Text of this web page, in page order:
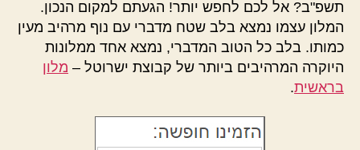
תשפ"ב? אל לכם לחפש יותר! הגעתם למקום הנכון.
המלון עצמו נמצא בלב שטח מדברי עם נוף מרהיב מעין
כמותו. בלב כל הטוב המדברי, נמצא אחד ממלונות
היוקרה המרהיבים ביותר של קבוצת ישרוטל – מלון
בראשית.